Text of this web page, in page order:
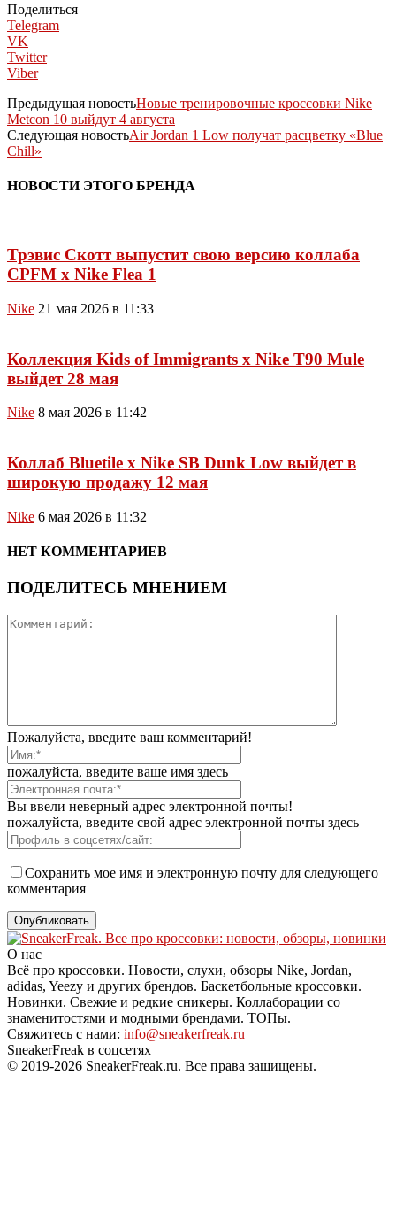
Поделиться
Telegram
VK
Twitter
Viber
Предыдущая новостьНовые тренировочные кроссовки Nike
Metcon 10 выйдут 4 августа
Следующая новостьAir Jordan 1 Low получат расцветку «Blue
Chill»
НОВОСТИ ЭТОГО БРЕНДА
Трэвис Скотт выпустит свою версию коллаба
CPFM x Nike Flea 1
Nike 21 мая 2026 в 11:33
Коллекция Kids of Immigrants x Nike T90 Mule
выйдет 28 мая
Nike 8 мая 2026 в 11:42
Коллаб Bluetile x Nike SB Dunk Low выйдет в
широкую продажу 12 мая
Nike 6 мая 2026 в 11:32
НЕТ КОММЕНТАРИЕВ
ПОДЕЛИТЕСЬ МНЕНИЕМ
Пожалуйста, введите ваш комментарий!
пожалуйста, введите ваше имя здесь
Вы ввели неверный адрес электронной почты!
пожалуйста, введите свой адрес электронной почты здесь
Сохранить мое имя и электронную почту для следующего
комментария
О нас
Всё про кроссовки. Новости, слухи, обзоры Nike, Jordan,
adidas, Yeezy и других брендов. Баскетбольные кроссовки.
Новинки. Свежие и редкие сникеры. Коллаборации со
знаменитостями и модными брендами. ТОПы.
Свяжитесь с нами: info@sneakerfreak.ru
SneakerFreak в соцсетях
© 2019-2026 SneakerFreak.ru. Все права защищены.